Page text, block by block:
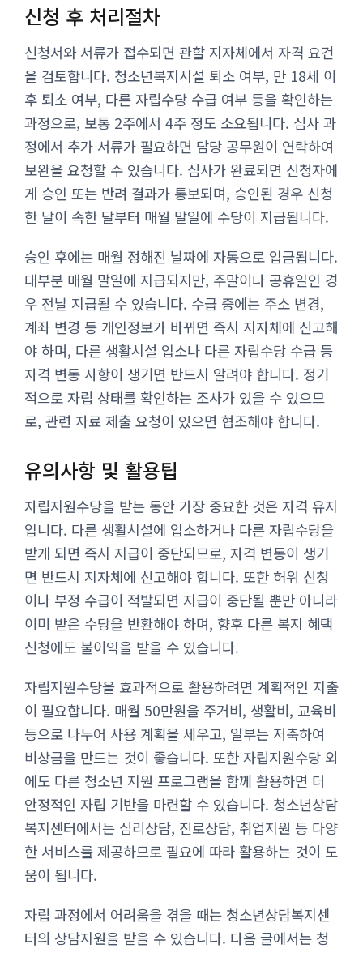
신청 후 처리절차
신청서와 서류가 접수되면 관할 지자체에서 자격 요건
을 검토합니다. 청소년복지시설 퇴소 여부, 만 18세 이
후 퇴소 여부, 다른 자립수당 수급 여부 등을 확인하는
과정으로, 보통 2주에서 4주 정도 소요됩니다. 심사 과
정에서 추가 서류가 필요하면 담당 공무원이 연락하여
보완을 요청할 수 있습니다. 심사가 완료되면 신청자에
게 승인 또는 반려 결과가 통보되며, 승인된 경우 신청
한 날이 속한 달부터 매월 말일에 수당이 지급됩니다.
승인 후에는 매월 정해진 날짜에 자동으로 입금됩니다.
대부분 매월 말일에 지급되지만, 주말이나 공휴일인 경
우 전날 지급될 수 있습니다. 수급 중에는 주소 변경,
계좌 변경 등 개인정보가 바뀌면 즉시 지자체에 신고해
야 하며, 다른 생활시설 입소나 다른 자립수당 수급 등
자격 변동 사항이 생기면 반드시 알려야 합니다. 정기
적으로 자립 상태를 확인하는 조사가 있을 수 있으므
로, 관련 자료 제출 요청이 있으면 협조해야 합니다.
유의사항 및 활용팁
자립지원수당을 받는 동안 가장 중요한 것은 자격 유지
입니다. 다른 생활시설에 입소하거나 다른 자립수당을
받게 되면 즉시 지급이 중단되므로, 자격 변동이 생기
면 반드시 지자체에 신고해야 합니다. 또한 허위 신청
이나 부정 수급이 적발되면 지급이 중단될 뿐만 아니라
이미 받은 수당을 반환해야 하며, 향후 다른 복지 혜택
신청에도 불이익을 받을 수 있습니다.
자립지원수당을 효과적으로 활용하려면 계획적인 지출
이 필요합니다. 매월 50만원을 주거비, 생활비, 교육비
등으로 나누어 사용 계획을 세우고, 일부는 저축하여
비상금을 만드는 것이 좋습니다. 또한 자립지원수당 외
에도 다른 청소년 지원 프로그램을 함께 활용하면 더
안정적인 자립 기반을 마련할 수 있습니다. 청소년상담
복지센터에서는 심리상담, 진로상담, 취업지원 등 다양
한 서비스를 제공하므로 필요에 따라 활용하는 것이 도
움이 됩니다.
자립 과정에서 어려움을 겪을 때는 청소년상담복지센
터의 상담지원을 받을 수 있습니다. 다음 글에서는 청